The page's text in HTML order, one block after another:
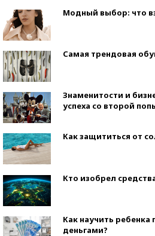
Модный выбор: что
Самая трендовая
Знаменитости и
успеха со второй
Как защититься от
Кто изобрел
Как научить
деньгами?